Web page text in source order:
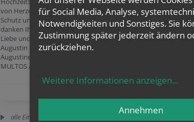
von Herzen Gottes
Schutz und Segen und
danken Ihnen für ihre
Liebe und Treue zu St.
Augustin und uns
Augustinern! AD
MULTOS ANNOS!
alle Einträge anzeigen
für Social Media, Analyse,
Notwendigkeiten und Sonstiges. Sie
Zustimmung später jederzeit ändern
zurückziehen.
Weitere Informationen anzeigen...
Annehmen